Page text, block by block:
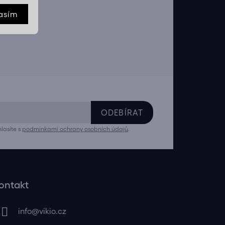
ODEBÍRAT
s podmínkami ochrany osobních údajů
info@vikio.cz